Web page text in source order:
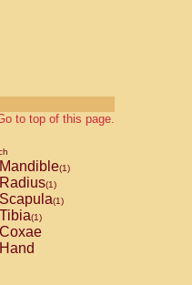
to top of this page.
Mandible(1)
Radius(1)
Scapula(1)
Tibia(1)
Coxae
Hand